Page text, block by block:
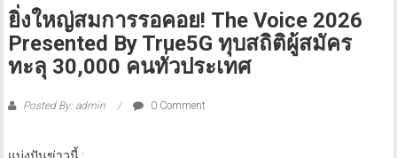
ยิ่งใหญ่สมการรอคอย! The Voice 2026
Presented By True5G ทุบสถิติผู้สมัคร
ทะลุ 30,000 คนทั่วประเทศ
Posted By: admin 0 Comment
แบ่งปันข่าวนี้ :